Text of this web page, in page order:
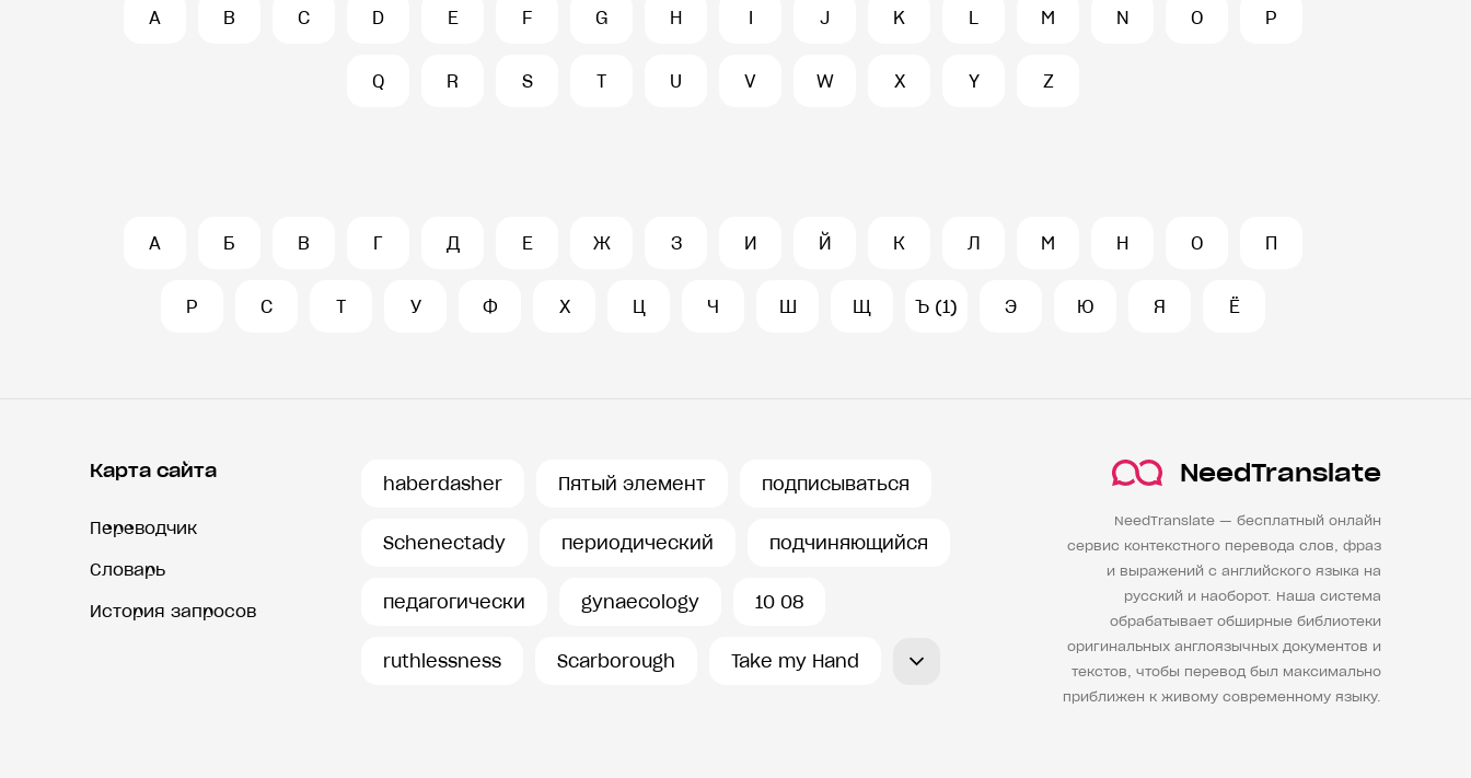
A B C D E F G H I J K L M N O P
Q R S T U V W X Y Z
А Б В Г Д Е Ж З И Й К Л М Н О П
Р С Т У Ф Х Ц Ч Ш Щ Ъ (1) Э Ю Я Ё
Карта сайта
Переводчик
Словарь
История запросов
haberdasher Пятый элемент подписываться
Schenectady периодический подчиняющийся
педагогически gynaecology 10 08
ruthlessness Scarborough Take my Hand
NeedTranslate
NeedTranslate — бесплатный онлайн
сервис контекстного перевода слов, фраз
и выражений с английского языка на
русский и наоборот. Наша система
обрабатывает обширные библиотеки
оригинальных англоязычных документов и
текстов, чтобы перевод был максимально
приближен к живому современному языку.